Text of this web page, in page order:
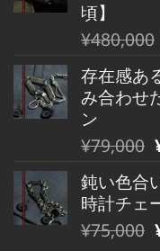
た。
は
¥490,000
で
し
た。
頃】
元
価
格
は
¥480,000
で
し
た。
¥480,000
存在感あ
み合わせ
ン
元
価
格
は
¥79,000
鈍い色合
時計チェ
元
¥75,000